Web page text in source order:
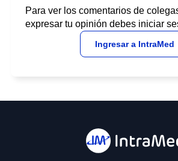
Para ver los comentarios de
expresar tu opinión debes iniciar
Ingresar a IntraMed